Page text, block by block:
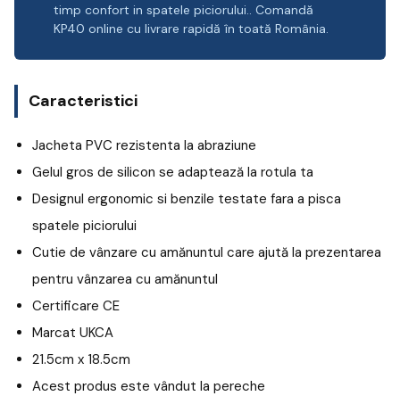
timp confort in spatele piciorului.. Comandă
KP40 online cu livrare rapidă în toată România.
Caracteristici
Jacheta PVC rezistenta la abraziune
Gelul gros de silicon se adaptează la rotula ta
Designul ergonomic si benzile testate fara a pisca
spatele piciorului
Cutie de vânzare cu amănuntul care ajută la prezentarea
pentru vânzarea cu amănuntul
Certificare CE
Marcat UKCA
21.5cm x 18.5cm
Acest produs este vândut la pereche